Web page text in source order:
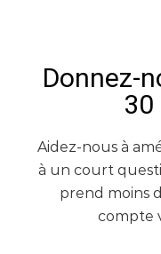
Donnez-
30
Aidez-nous à
à un court
prend moins
compte